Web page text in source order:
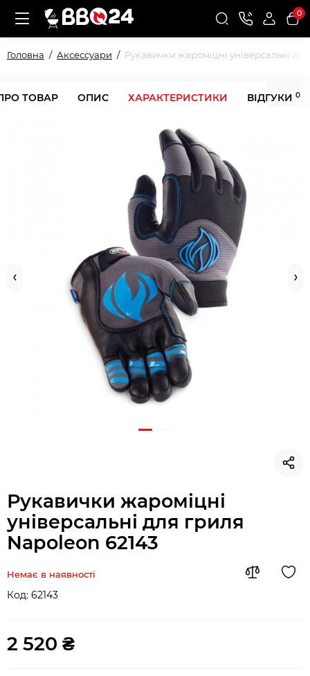
0
Головна Аксессуари Рукавички жароміцні універсальні
ТОВАР ОПИС ХАРАКТЕРИСТИКИ ВІДГУКИ 0
Рукавички жароміцні
універсальні для гриля
Napoleon 62143
Немає в наявності
Код: 62143
2 520 ₴